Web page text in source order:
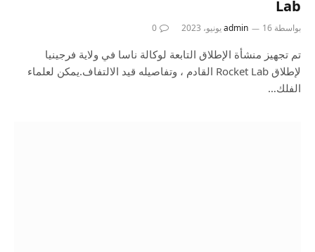
Lab
بواسطة admin 16 يونيو، 2023 0
تم تجهيز منشأة الإطلاق التابعة لوكالة ناسا في ولاية فرجينيا
لإطلاق Rocket Lab القادم ، وتفاصيله قيد الالتفاف.يمكن لعلماء
الفلك…